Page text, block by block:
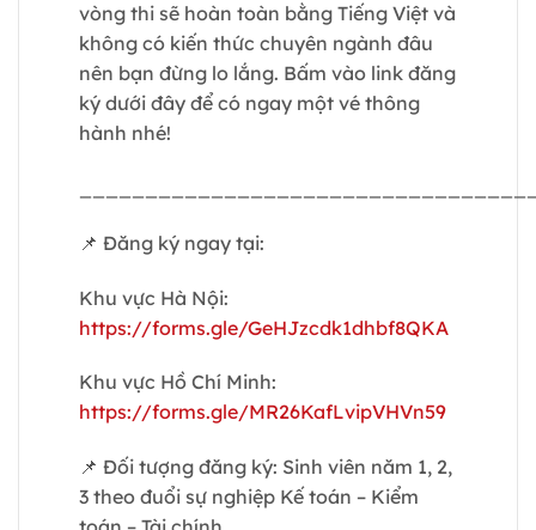
vòng thi sẽ hoàn toàn bằng Tiếng Việt và
không có kiến thức chuyên ngành đâu
nên bạn đừng lo lắng. Bấm vào link đăng
ký dưới đây để có ngay một vé thông
hành nhé!
📌 Đăng ký ngay tại:
Khu vực Hà Nội:
https://forms.gle/GeHJzcdk1dhbf8QKA
Khu vực Hồ Chí Minh:
https://forms.gle/MR26KafLvipVHVn59
📌 Đối tượng đăng ký: Sinh viên năm 1, 2,
3 theo đuổi sự nghiệp Kế toán – Kiểm